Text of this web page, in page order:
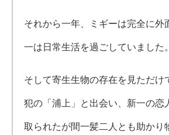
それから一年、ミギーは完全に外
一は日常生活を過ごしていました。
そして寄生生物の存在を見ただけ
犯の「浦上」と出会い、新一の恋
取られたが間一髪二人とも助かり